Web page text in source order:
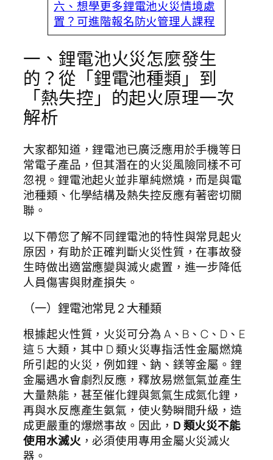
六、想學更多鋰電池火災情境處
置？可進階報名防火管理人課程
一、鋰電池火災怎麼發生
的？從「鋰電池種類」到
「熱失控」的起火原理一次
解析
大家都知道，鋰電池已廣泛應用於手機等日
常電子產品，但其潛在的火災風險同樣不可
忽視。鋰電池起火並非單純燃燒，而是與電
池種類、化學結構及熱失控反應有著密切關
聯。
以下帶您了解不同鋰電池的特性與常見起火
原因，有助於正確判斷火災性質，在事故發
生時做出適當應變與滅火處置，進一步降低
人員傷害與財產損失。
（一）鋰電池常見 2 大種類
根據起火性質，火災可分為 A、B、C、D、E
這 5 大類，其中 D 類火災專指活性金屬燃燒
所引起的火災，例如鋰、鈉、鎂等金屬。鋰
金屬遇水會劇烈反應，釋放易燃氫氣並產生
大量熱能，甚至催化鋰與氮氣生成氮化鋰，
再與水反應產生氨氣，使火勢瞬間升級，造
成更嚴重的爆燃事故。因此， D 類火災不能
使用水滅火，必須使用專用金屬火災滅火
器。